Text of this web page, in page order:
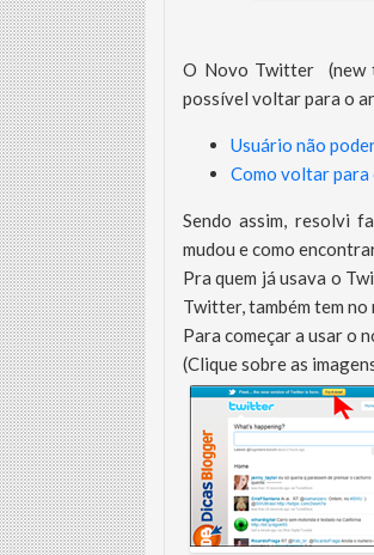
O Novo Twitter (new
possível voltar para o
Usuário não
Como voltar
Sendo assim, resolvi
mudou e como
Pra quem já usava o
Twitter, também tem
Para começar a usar o
(Clique sobre as